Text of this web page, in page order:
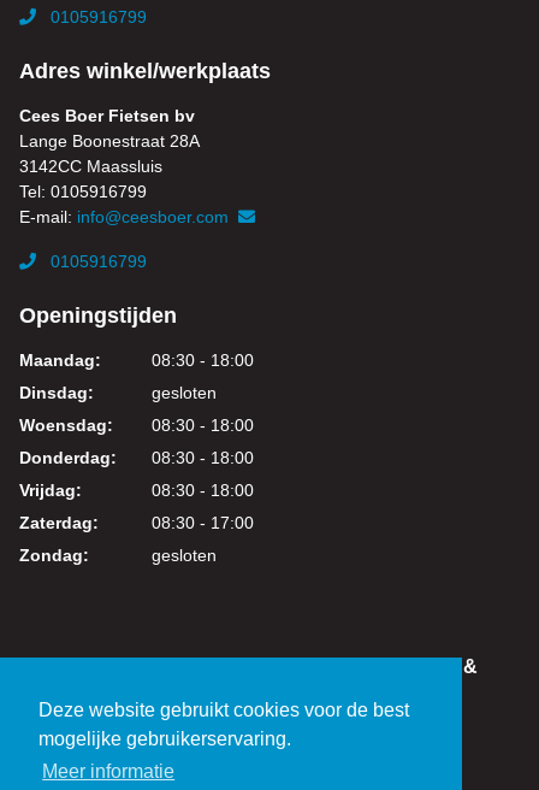
Deze website gebruikt cookies voor de best
mogelijke gebruikerservaring.
Meer informatie
0105916799
Adres winkel/werkplaats
Cees Boer Fietsen bv
Lange Boonestraat 28A
3142CC Maassluis
Tel: 0105916799
E-mail: info@ceesboer.com
0105916799
Openingstijden
Maandag:
08:30 - 18:00
Dinsdag:
gesloten
Woensdag:
08:30 - 18:00
Donderdag:
08:30 - 18:00
Vrijdag:
08:30 - 18:00
Zaterdag:
08:30 - 17:00
Zondag:
gesloten
IN DEZE WEBSHOP KUNT U VEILIG WINKELEN &
BTW: NL821038461B01